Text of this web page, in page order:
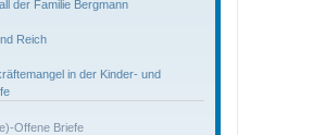
der Familie Bergmann
Reich
in der Kinder- und
Offene Briefe